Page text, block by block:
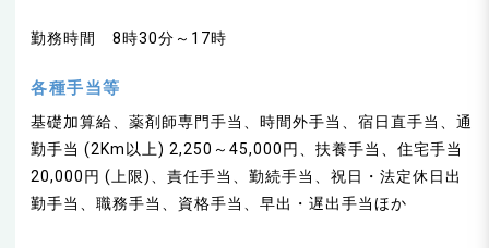
勤務時間 8時30分～17時
各種手当等
基礎加算給、薬剤師専門手当、時間外手当、宿日直手当、通
勤手当 (2Km以上) 2,250～45,000円、扶養手当、住宅手当
20,000円 (上限)、責任手当、勤続手当、祝日・法定休日出
勤手当、職務手当、資格手当、早出・遅出手当ほか